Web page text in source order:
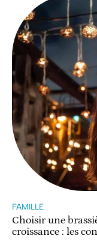
FAMILLE
Choisir une
croissance : les